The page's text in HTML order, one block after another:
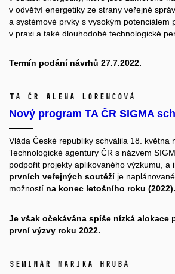
v odvětví energetiky ze strany veřejné
a systémové prvky s vysokým potenciálem
v praxi a také dlouhodobé technologické
Termín podání návrhů 27.7.2022.
TA ČR Alena Lorencová
Nový program TA ČR SIGMA
Vláda České republiky schválila 18. května
Technologické agentury ČR s názvem
podpořit projekty aplikovaného výzkumu, a
prvních veřejných soutěžíje
možností na konec letošního roku (2022).
Je však očekávána spíše nízká alokace
první výzvy roku 2022.
Seminář Marika Hrubá